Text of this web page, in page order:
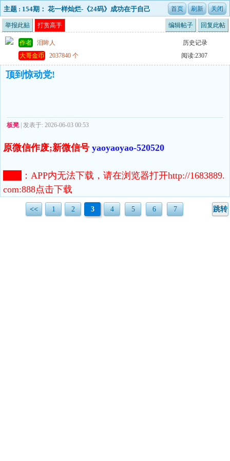
主题 : 154期： 花一样灿烂-《24码》成功在于自己
的把握！！！已更新
举报此贴 打赏高手 编辑帖子 回复此帖
作者 泪眸人
历史记录
大哥金币
2037840 个 阅读:2307
顶到惊动党!
板凳 | 发表于: 2026-06-03 00:53
原微信作废;新微信号 yaoyaoyao-520520
： APP内无法下载，请在浏览器打开http://1683889.
com:888点击下载
<< 1 2 3 4 5 6 7 跳转